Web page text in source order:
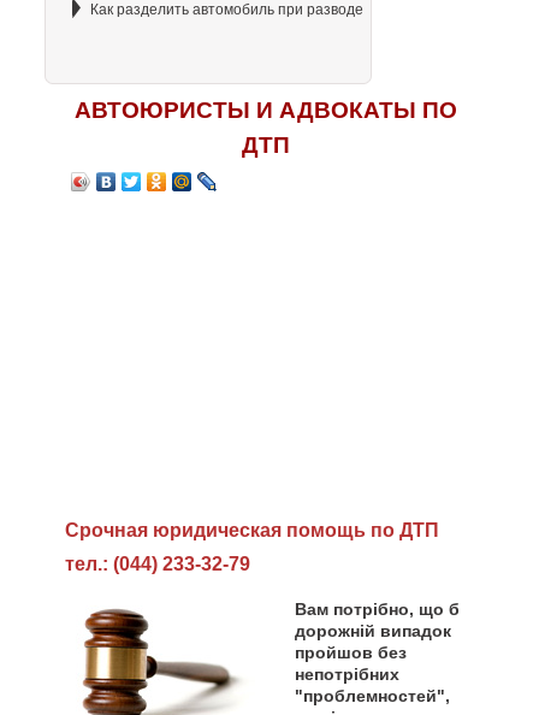
Как разделить автомобиль при разводе
АВТОЮРИСТЫ И АДВОКАТЫ ПО
ДТП
Cрочная юридическая помощь по ДТП
тел.: (044) 233-32-79
Вам потрібно, що б
дорожній випадок
пройшов без
непотрібних
"проблемностей",